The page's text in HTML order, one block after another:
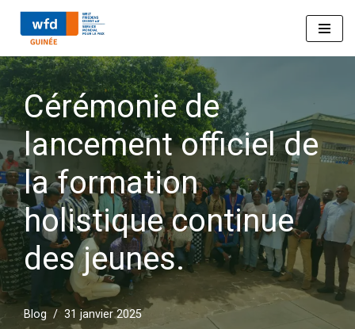
Aller
au
contenu
Cérémonie de
lancement officiel de
la formation
holistique continue
des jeunes.
Blog 31 janvier 2025